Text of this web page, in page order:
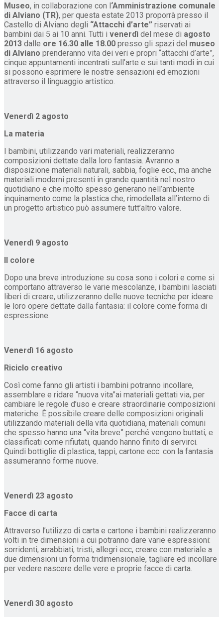
Museo, in collaborazione con l‘Amministrazione comunale
di Alviano (TR), per questa estate 2013 proporrà presso il
Castello di Alviano degli “Attacchi d’arte” riservati ai
bambini dai 5 ai 10 anni. Tutti i venerdì del mese di agosto
2013 dalle ore 16.30 alle 18.00 presso gli spazi del museo
di Alviano prenderanno vita dei veri e propri “attacchi d’arte”,
cinque appuntamenti incentrati sull’arte e sui tanti modi in cui
si possono esprimere le nostre sensazioni ed emozioni
attraverso il linguaggio artistico.
Venerdì 2 agosto
La materia
I bambini, utilizzando vari materiali, realizzeranno
composizioni dettate dalla loro fantasia. Avranno a
disposizione materiali naturali, sabbia, foglie ecc., ma anche
materiali moderni presenti in grande quantità nel nostro
quotidiano e che molto spesso generano nell’ambiente
inquinamento come la plastica che, rimodellata all’interno di
un progetto artistico può assumere tutt’altro valore.
Venerdì 9 agosto
Il colore
Dopo una breve introduzione su cosa sono i colori e come si
comportano attraverso le varie mescolanze, i bambini lasciati
liberi di creare, utilizzeranno delle nuove tecniche per ideare
le loro opere dettate dalla fantasia: il colore come forma di
espressione.
Venerdì 16 agosto
Riciclo creativo
Così come fanno gli artisti i bambini potranno incollare,
assemblare e ridare “nuova vita”ai materiali gettati via, per
cambiare le regole d’uso e creare straordinarie composizioni
materiche. È possibile creare delle composizioni originali
utilizzando materiali della vita quotidiana, materiali comuni
che spesso hanno una “vita breve” perché vengono buttati, e
classificati come rifiutati, quando hanno finito di servirci.
Quindi bottiglie di plastica, tappi, cartone ecc. con la fantasia
assumeranno forme nuove.
Venerdì 23 agosto
Facce di carta
Attraverso l’utilizzo di carta e cartone i bambini realizzeranno
volti in tre dimensioni a cui potranno dare varie espressioni:
sorridenti, arrabbiati, tristi, allegri ecc, creare con materiale a
due dimensioni un forma tridimensionale, tagliare ed incollare
per vedere nascere delle vere e proprie facce di carta.
Venerdì 30 agosto